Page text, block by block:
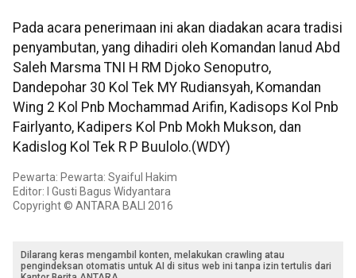
Pada acara penerimaan ini akan diadakan acara tradisi
penyambutan, yang dihadiri oleh Komandan lanud Abd
Saleh Marsma TNI H RM Djoko Senoputro,
Dandepohar 30 Kol Tek MY Rudiansyah, Komandan
Wing 2 Kol Pnb Mochammad Arifin, Kadisops Kol Pnb
Fairlyanto, Kadipers Kol Pnb Mokh Mukson, dan
Kadislog Kol Tek R P Buulolo.(WDY)
Pewarta: Pewarta: Syaiful Hakim
Editor: I Gusti Bagus Widyantara
Copyright © ANTARA BALI 2016
Dilarang keras mengambil konten, melakukan crawling atau
pengindeksan otomatis untuk AI di situs web ini tanpa izin tertulis dari